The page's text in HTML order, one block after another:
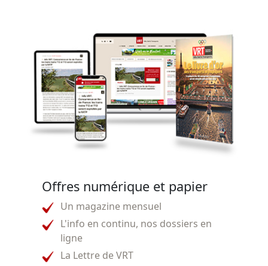
Offres numérique et papier
Un magazine mensuel
L'info en continu, nos dossiers en
ligne
La Lettre de VRT